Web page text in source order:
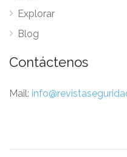
Explorar
Blog
Contáctenos
Mail: